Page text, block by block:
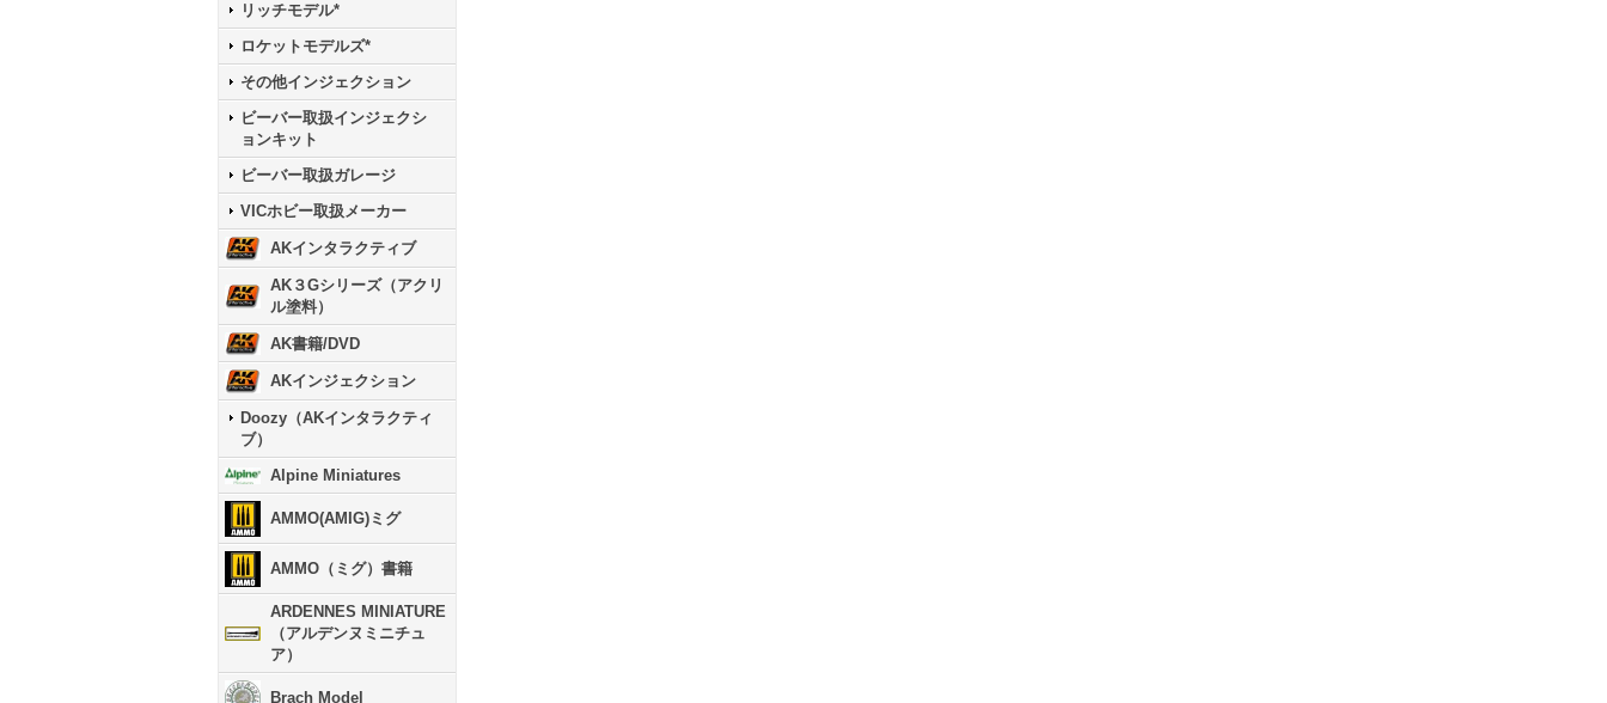
リッチモデル*
ロケットモデルズ*
その他インジェクション
ビーバー取扱インジェクシ
ョンキット
ビーバー取扱ガレージ
VICホビー取扱メーカー
AKインタラクティブ
AK３Gシリーズ（アクリ
ル塗料）
AK書籍/DVD
AKインジェクション
Doozy（AKインタラクティ
ブ）
Alpine Miniatures
AMMO(AMIG)ミグ
AMMO（ミグ）書籍
ARDENNES MINIATURE
（アルデンヌミニチュ
ア）
Brach Model